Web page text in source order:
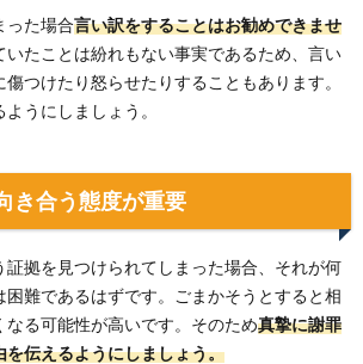
った場合言い訳をすることはお勧めできませ
いたことは紛れもない事実であるため、言い
つけたり怒らせたりすることもあります。
うにしましょう。
き合う態度が重要
証拠を見つけられてしまった場合、それが何
困難であるはずです。ごまかそうとすると相
る可能性が高いです。そのため真摯に謝罪
を伝えるようにしましょう。